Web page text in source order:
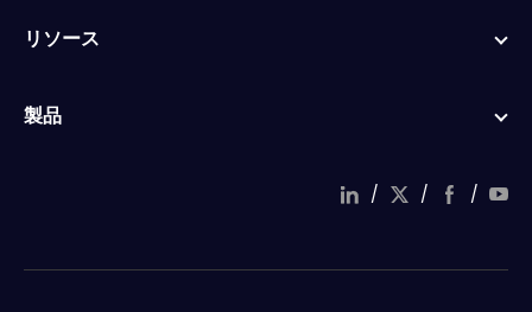
リソース
製品
/ / /